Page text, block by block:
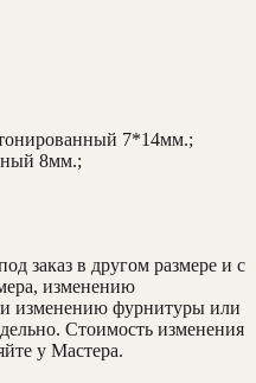
7*14мм.;
8мм.;
заказ в другом размере и с
изменению
изменению фурнитуры или
Стоимость изменения
у Мастера.